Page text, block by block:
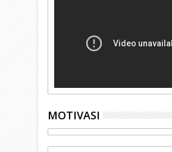
MOTIVASI